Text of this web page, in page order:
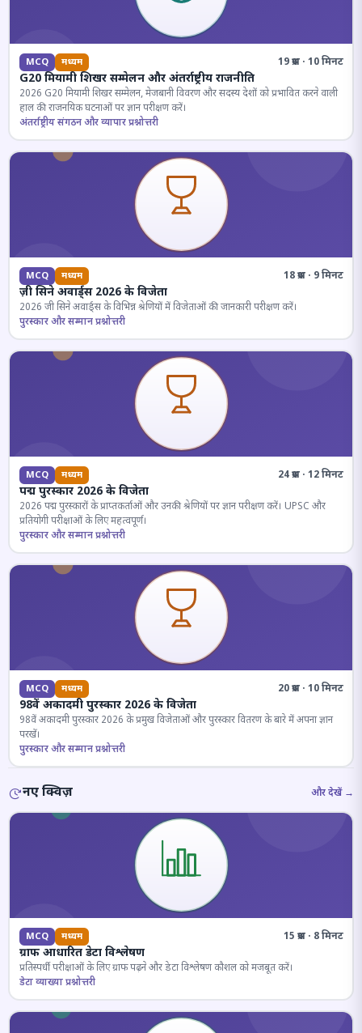
MCQ मध्यम 19 प्रश्न · 10 मिनट
G20 मियामी शिखर सम्मेलन और अंतर्राष्ट्रीय राजनीति
2026 G20 मियामी शिखर सम्मेलन, मेजबानी विवरण और सदस्य देशों को प्रभावित करने वाली
हाल की राजनयिक घटनाओं पर ज्ञान परीक्षण करें।
अंतर्राष्ट्रीय संगठन और व्यापार प्रश्नोत्तरी
MCQ मध्यम 18 प्रश्न · 9 मिनट
ज़ी सिने अवार्ड्स 2026 के विजेता
2026 जी सिने अवार्ड्स के विभिन्न श्रेणियों में विजेताओं की जानकारी परीक्षण करें।
पुरस्कार और सम्मान प्रश्नोत्तरी
MCQ मध्यम 24 प्रश्न · 12 मिनट
पद्म पुरस्कार 2026 के विजेता
2026 पद्म पुरस्कारों के प्राप्तकर्ताओं और उनकी श्रेणियों पर ज्ञान परीक्षण करें। UPSC और
प्रतियोगी परीक्षाओं के लिए महत्वपूर्ण।
पुरस्कार और सम्मान प्रश्नोत्तरी
MCQ मध्यम 20 प्रश्न · 10 मिनट
98वें अकादमी पुरस्कार 2026 के विजेता
98वें अकादमी पुरस्कार 2026 के प्रमुख विजेताओं और पुरस्कार वितरण के बारे में अपना ज्ञान
परखें।
पुरस्कार और सम्मान प्रश्नोत्तरी
नए क्विज़ और देखें →
MCQ मध्यम 15 प्रश्न · 8 मिनट
ग्राफ आधारित डेटा विश्लेषण
प्रतिस्पर्धी परीक्षाओं के लिए ग्राफ पढ़ने और डेटा विश्लेषण कौशल को मजबूत करें।
डेटा व्याख्या प्रश्नोत्तरी